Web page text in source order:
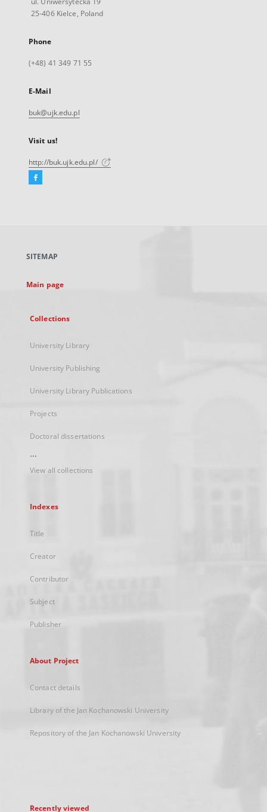
25-406 Kielce, Poland
Phone
(+48) 41 349 71 55
E-Mail
buk@ujk.edu.pl
Visit us!
http://buk.ujk.edu.pl/
Facebook
new
SITEMAP
Main page
Collections
University Library
University Publishing
University Library Publications
Projects
Doctoral dissertations
...
View all collections
Indexes
Title
Creator
Contributor
Subject
Publisher
About Project
Contact details
Library of the Jan Kochanowski University
Repository of the Jan Kochanowski University
Recently viewed